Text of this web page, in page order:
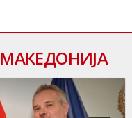
МАКЕДОНИЈА